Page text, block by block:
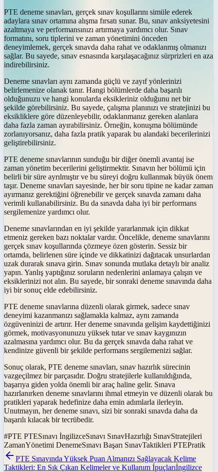
PTE deneme sınavları, gerçek sınav koşullarını simüle ederek
adaylara sınav ortamına alışma fırsatı sunar. Bu, sınav anksiyetesini
azaltmaya ve performansınızı artırmaya yardımcı olur. Sınav
formatını, soru tiplerini ve zaman yönetimini önceden
deneyimlemek, gerçek sınavda daha rahat ve odaklanmış olmanızı
sağlar. Bu sayede, sınav esnasında karşılaşacağınız sürprizleri en aza
indirebilirsiniz.
Deneme sınavları aynı zamanda güçlü ve zayıf yönlerinizi
belirlemenize olanak tanır. Hangi bölümlerde daha başarılı
olduğunuzu ve hangi konularda eksikleriniz olduğunu net bir
şekilde görebilirsiniz. Bu sayede, çalışma planınızı ve stratejinizi bu
eksikliklere göre düzenleyebilir, odaklanmanız gereken alanlara
daha fazla zaman ayırabilirsiniz. Örneğin, konuşma bölümünde
zorlanıyorsanız, daha fazla pratik yaparak bu alandaki becerilerinizi
geliştirebilirsiniz.
PTE deneme sınavlarının sunduğu bir diğer önemli avantaj ise
zaman yönetim becerilerini geliştirmektir. Sınavın her bölümü için
belirli bir süre ayrılmıştır ve bu süreyi doğru kullanmak büyük önem
taşır. Deneme sınavları sayesinde, her bir soru tipine ne kadar zaman
ayırmanız gerektiğini öğrenebilir ve gerçek sınavda zamanı daha
verimli kullanabilirsiniz. Bu da sınavda daha iyi bir performans
sergilemenize yardımcı olur.
Deneme sınavlarından en iyi şekilde yararlanmak için dikkat
etmeniz gereken bazı noktalar vardır. Öncelikle, deneme sınavlarını
gerçek sınav koşullarında çözmeye özen gösterin. Sessiz bir
ortamda, belirlenen süre içinde ve dikkatinizi dağıtacak unsurlardan
uzak durarak sınava girin. Sınav sonunda mutlaka detaylı bir analiz
yapın. Yanlış yaptığınız soruların nedenlerini anlamaya çalışın ve
eksiklerinizi not alın. Bu sayede, bir sonraki deneme sınavında daha
iyi bir sonuç elde edebilirsiniz.
PTE deneme sınavlarına düzenli olarak girmek, sadece sınav
deneyimi kazanmanızı sağlamakla kalmaz, aynı zamanda
özgüveninizi de artırır. Her deneme sınavında gelişim kaydettiğinizi
görmek, motivasyonunuzu yüksek tutar ve sınav kaygınızın
azalmasına yardımcı olur. Bu da gerçek sınavda daha rahat ve
kendinize güvenli bir şekilde performans sergilemenizi sağlar.
Sonuç olarak, PTE deneme sınavları, sınav hazırlık sürecinin
vazgeçilmez bir parçasıdır. Doğru stratejilerle kullanıldığında,
başarıya giden yolda önemli bir araç haline gelir. Sınava
hazırlanırken deneme sınavlarını ihmal etmeyin ve düzenli olarak bu
pratikleri yaparak hedefinize daha emin adımlarla ilerleyin.
Unutmayın, her deneme sınavı, sizi bir sonraki sınavda daha da
başarılı kılacak bir tecrübedir.
#PTE PTESınavı İngilizceSınavı SınavHazırlığı SınavStratejileri
ZamanYönetimi DenemeSınavı Başarı SınavTaktikleri PTEPratik
PTE Sınavında Yüksek Puan Almanızı Sağlayacak Kelime
Taktikleri: En Sık Çıkan Kelimeler ve Kullanım İpuçlarıİngilizce